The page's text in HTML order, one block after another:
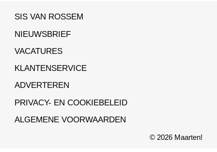
SIS VAN ROSSEM
NIEUWSBRIEF
VACATURES
KLANTENSERVICE
ADVERTEREN
PRIVACY- EN COOKIEBELEID
ALGEMENE VOORWAARDEN
© 2026 Maarten!